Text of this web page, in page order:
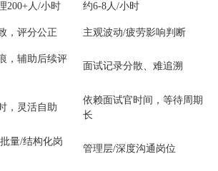
200+人/小时 约6-8人/小时
，评分公正 主观波动/疲劳影响判断
，辅助后续评
面试记录分散、难追溯
，灵活自助
依赖面试官时间，等待周期
长
量/结构化岗
管理层/深度沟通岗位